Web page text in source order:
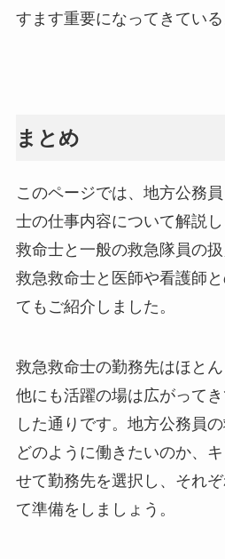
すます重要になってきている
まとめ
このページでは、地方公務
士の仕事内容について解説
救命士と一般の救急隊員の扱
救急救命士と医師や看護師
てもご紹介しました。
救急救命士の勤務先はほとん
他にも活躍の場は広がって
した通りです。地方公務員
どのように働きたいのか、
せて勤務先を選択し、それ
て準備をしましょう。